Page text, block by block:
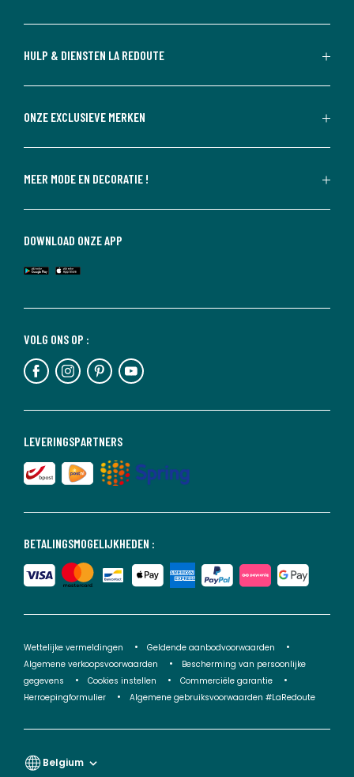
HULP & DIENSTEN LA REDOUTE
ONZE EXCLUSIEVE MERKEN
MEER MODE EN DECORATIE !
BETALINGSMOGELIJKHEDEN :
LEVERINGSPARTNERS
VOLG ONS OP :
DOWNLOAD ONZE APP
Wettelijke vermeldingen
Geldende aanbodvoorwaarden
Algemene verkoopsvoorwaarden
Bescherming van persoonlijke
gegevens
Cookies instellen
Commerciële garantie
Herroepingformulier
Algemene gebruiksvoorwaarden #LaRedoute
Belgium